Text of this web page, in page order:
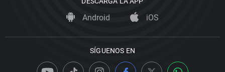
Android iOS
SÍGUENOS EN